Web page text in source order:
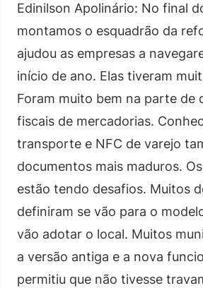
Edinilson Apolinário: No final
montamos o esquadrão da
ajudou as empresas a
início de ano. Elas tiveram
Foram muito bem na parte de
fiscais de mercadorias.
transporte e NFC de varejo
documentos mais maduros.
estão tendo desafios. Muitos
definiram se vão para o
vão adotar o local. Muitos
a versão antiga e a nova
permitiu que não tivesse